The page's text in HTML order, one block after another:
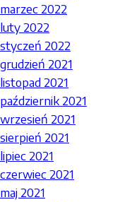
marzec 2022
luty 2022
styczeń 2022
grudzień 2021
listopad 2021
październik 2021
wrzesień 2021
sierpień 2021
lipiec 2021
czerwiec 2021
maj 2021